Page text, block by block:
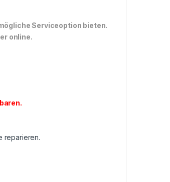
Serviceoption bieten.
online.
.
reparieren.